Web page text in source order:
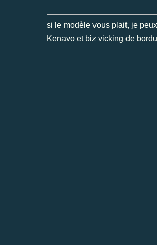
si le modèle vous plait, je
Kenavo et biz vicking de